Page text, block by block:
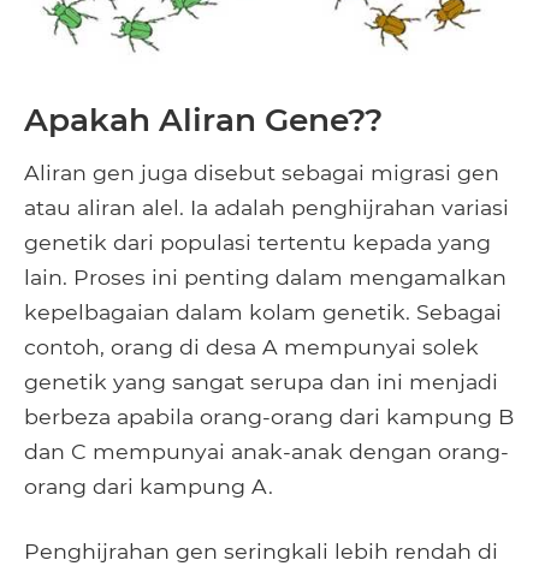
Apakah Aliran Gene??
Aliran gen juga disebut sebagai migrasi gen
atau aliran alel. Ia adalah penghijrahan variasi
genetik dari populasi tertentu kepada yang
lain. Proses ini penting dalam mengamalkan
kepelbagaian dalam kolam genetik. Sebagai
contoh, orang di desa A mempunyai solek
genetik yang sangat serupa dan ini menjadi
berbeza apabila orang-orang dari kampung B
dan C mempunyai anak-anak dengan orang-
orang dari kampung A.
Penghijrahan gen seringkali lebih rendah di